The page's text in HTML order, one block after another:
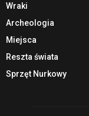
Wraki
Archeologia
Miejsca
Reszta świata
Sprzęt Nurkowy